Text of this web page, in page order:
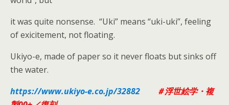
it was quite nonsense. “Uki” means “uki-uki”, feeling
of exicitement, not floating.
Ukiyo-e, made of paper so it never floats but sinks off
the water.
https://www.ukiyo-e.co.jp/32882
＃浮世絵学・複